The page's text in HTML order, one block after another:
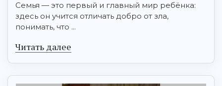
Семья — это первый и главный мир ребёнка:
здесь он учится отличать добро от зла,
понимать, что ...
Читать далее